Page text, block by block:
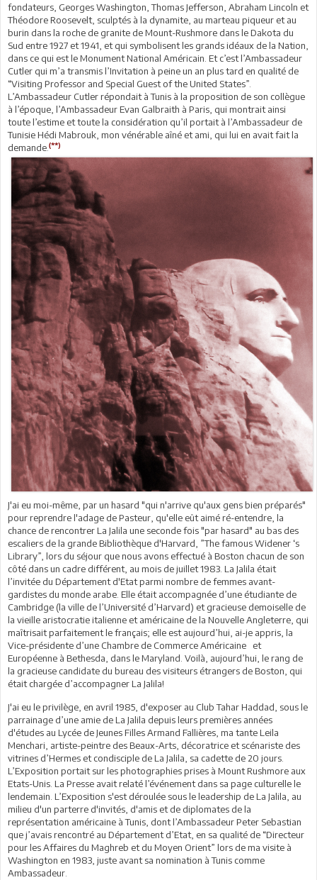
fondateurs, Georges Washington, Thomas Jefferson, Abraham Lincoln et
Théodore Roosevelt, sculptés à la dynamite, au marteau piqueur et au
burin dans la roche de granite de Mount-Rushmore dans le Dakota du
Sud entre 1927 et 1941, et qui symbolisent les grands idéaux de la Nation,
dans ce qui est le Monument National Américain. Et c’est l’Ambassadeur
Cutler qui m’a transmis l’Invitation à peine un an plus tard en qualité de
“Visiting Professor and Special Guest of the United States”.
L’Ambassadeur Cutler répondait à Tunis à la proposition de son collègue
à l’époque, l’Ambassadeur Evan Galbraith à Paris, qui montrait ainsi
toute l’estime et toute la considération qu’il portait à l’Ambassadeur de
Tunisie Hédi Mabrouk, mon vénérable aîné et ami, qui lui en avait fait la
demande. (**)
J'ai eu moi-même, par un hasard "qui n'arrive qu'aux gens bien préparés"
pour reprendre l'adage de Pasteur, qu'elle eût aimé ré-entendre, la
chance de rencontrer La Jalila une seconde fois "par hasard" au bas des
escaliers de la grande Bibliothèque d'Harvard, ”The famous Widener ‘s
Library”, lors du séjour que nous avons effectué à Boston chacun de son
côté dans un cadre différent, au mois de juillet 1983. La Jalila était
l’invitée du Département d'Etat parmi nombre de femmes avant-
gardistes du monde arabe. Elle était accompagnée d’une étudiante de
Cambridge (la ville de l’Université d’Harvard) et gracieuse demoiselle de
la vieille aristocratie italienne et américaine de la Nouvelle Angleterre, qui
maîtrisait parfaitement le français; elle est aujourd’hui, ai-je appris, la
Vice-présidente d’une Chambre de Commerce Américaine et
Européenne à Bethesda, dans le Maryland. Voilà, aujourd’hui, le rang de
la gracieuse candidate du bureau des visiteurs étrangers de Boston, qui
était chargée d’accompagner La Jalila!
J'ai eu le privilège, en avril 1985, d'exposer au Club Tahar Haddad, sous le
parrainage d’une amie de La Jalila depuis leurs premières années
d'études au Lycée de Jeunes Filles Armand Fallières, ma tante Leila
Menchari, artiste-peintre des Beaux-Arts, décoratrice et scénariste des
vitrines d’Hermes et condisciple de La Jalila, sa cadette de 20 jours.
L’Exposition portait sur les photographies prises à Mount Rushmore aux
Etats-Unis. La Presse avait relaté l’événement dans sa page culturelle le
lendemain. L’Exposition s'est déroulée sous le leadership de La Jalila, au
milieu d'un parterre d'invités, d'amis et de diplomates de la
représentation américaine à Tunis, dont l’Ambassadeur Peter Sebastian
que j’avais rencontré au Département d’Etat, en sa qualité de “Directeur
pour les Affaires du Maghreb et du Moyen Orient” lors de ma visite à
Washington en 1983, juste avant sa nomination à Tunis comme
Ambassadeur.